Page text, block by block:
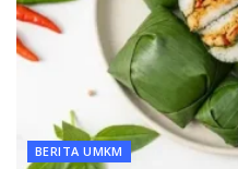
BERITA UMKM